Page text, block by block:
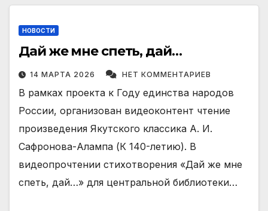
НОВОСТИ
Дай же мне спеть, дай…
14 МАРТА 2026 НЕТ КОММЕНТАРИЕВ
В рамках проекта к Году единства народов
России, организован видеоконтент чтение
произведения Якутского классика А. И.
Сафронова-Алампа (К 140-летию). В
видеопрочтении стихотворения «Дай же мне
спеть, дай…» для центральной библиотеки…